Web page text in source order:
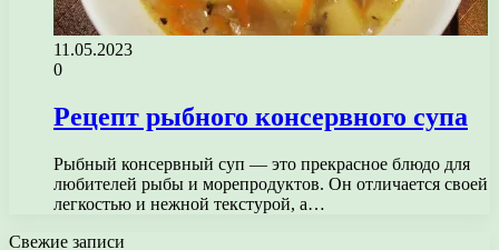
11.05.2023
0
Рецепт рыбного консервного супа
Рыбный консервный суп — это прекрасное блюдо для
любителей рыбы и морепродуктов. Он отличается своей
легкостью и нежной текстурой, а…
Свежие записи